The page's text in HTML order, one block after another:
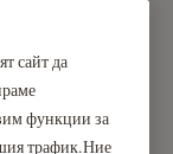
сайт да
функции за
трафик.Ние